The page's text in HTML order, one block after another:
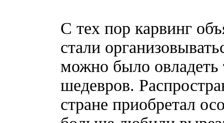
С тех пор карвинг
стали
можно было овладеть
шедевров.
стране приобретал